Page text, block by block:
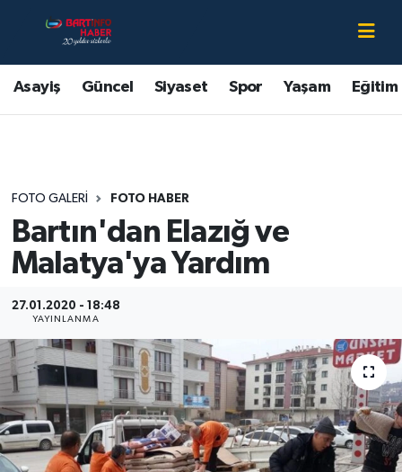
Asayiş Güncel Siyaset Spor Yaşam Eğitim
FOTO GALERI FOTO HABER
Bartın'dan Elazığ ve
Malatya'ya Yardım
27.01.2020 - 18:48
YAYINLANMA
Asayiş
Bartın Hakkında
Eğitim
Ekonomi
Güncel
Kültür-Sanat
Magazin
Medya
Bartın Nöbetçi Eczaneler
Bartın Hava Durumu
Bartın Trafik Yoğunluk Haritası
Süper Lig Puan Durumu ve Fikstür
Tüm Manşetler
Son Dakika Haberleri
Haber Arşivi